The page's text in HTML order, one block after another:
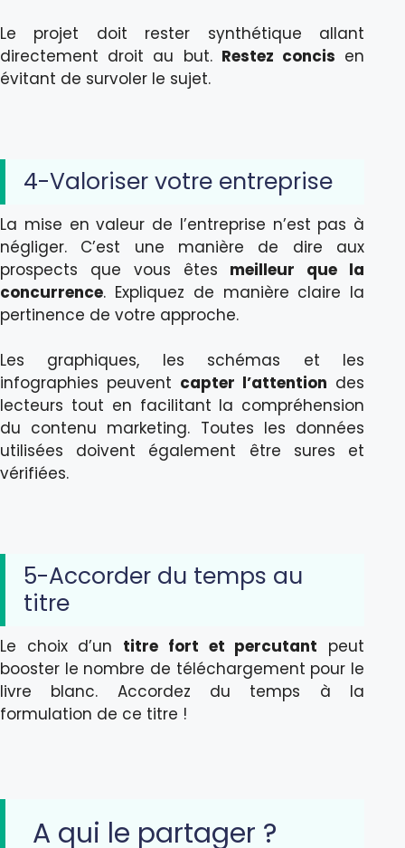
Le projet doit rester synthétique allant
directement droit au but. Restez concis en
évitant de survoler le sujet.
4-Valoriser votre entreprise
La mise en valeur de l’entreprise n’est pas à
négliger. C’est une manière de dire aux
prospects que vous êtes meilleur que la
concurrence. Expliquez de manière claire la
pertinence de votre approche.
Les graphiques, les schémas et les
infographies peuvent capter l’attention des
lecteurs tout en facilitant la compréhension
du contenu marketing. Toutes les données
utilisées doivent également être sures et
vérifiées.
5-Accorder du temps au
titre
Le choix d’un titre fort et percutant peut
booster le nombre de téléchargement pour le
livre blanc. Accordez du temps à la
formulation de ce titre !
A qui le partager ?